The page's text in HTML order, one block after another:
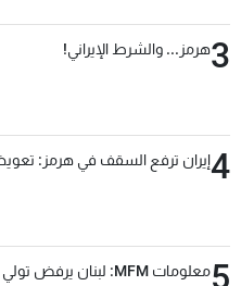
3هرمز... والشرط الإيراني!
4إيران ترفع السقف في هرمز:
5
معلومات MFM: لبنان يرفض تولي